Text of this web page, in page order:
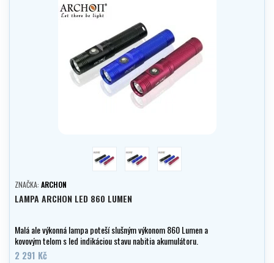
modrá ružová černá
ZNAČKA: ARCHON
LAMPA ARCHON LED 860 LUMEN
Malá ale výkonná lampa poteší slušným výkonom 860 Lumen a
kovovým telom s led indikáciou stavu nabitia akumulátoru.
2 291 Kč